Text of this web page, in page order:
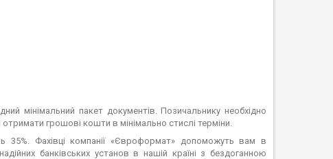
мінімальний пакет документів. Позичальнику необхідно
грошові кошти в мінімально стислі терміни.
35%. Фахівці компанії «Євроформат» допоможуть вам в
банківських установ в нашій країні з бездоганною